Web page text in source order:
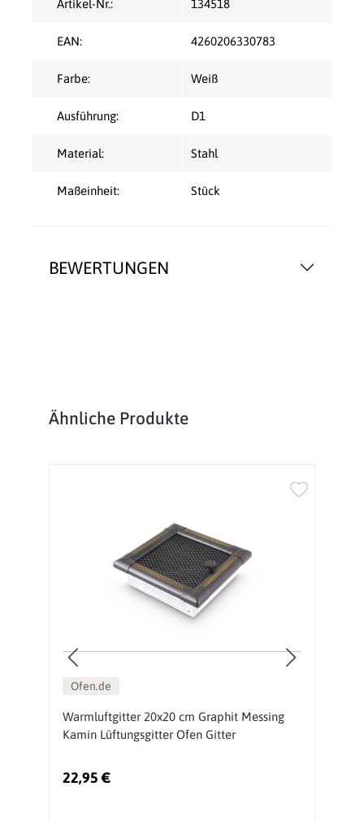
BEWERTUNGEN
Artikel-Nr.: 134518
EAN: 4260206330783
Farbe: Weiß
Ausführung: D1
Material: Stahl
Maßeinheit: Stück
Produktgalerie überspringen
Ähnliche Produkte
Ofen.de
Warmluftgitter 20x20 cm Graphit Messing
Kamin Lüftungsgitter Ofen Gitter
22,95 €